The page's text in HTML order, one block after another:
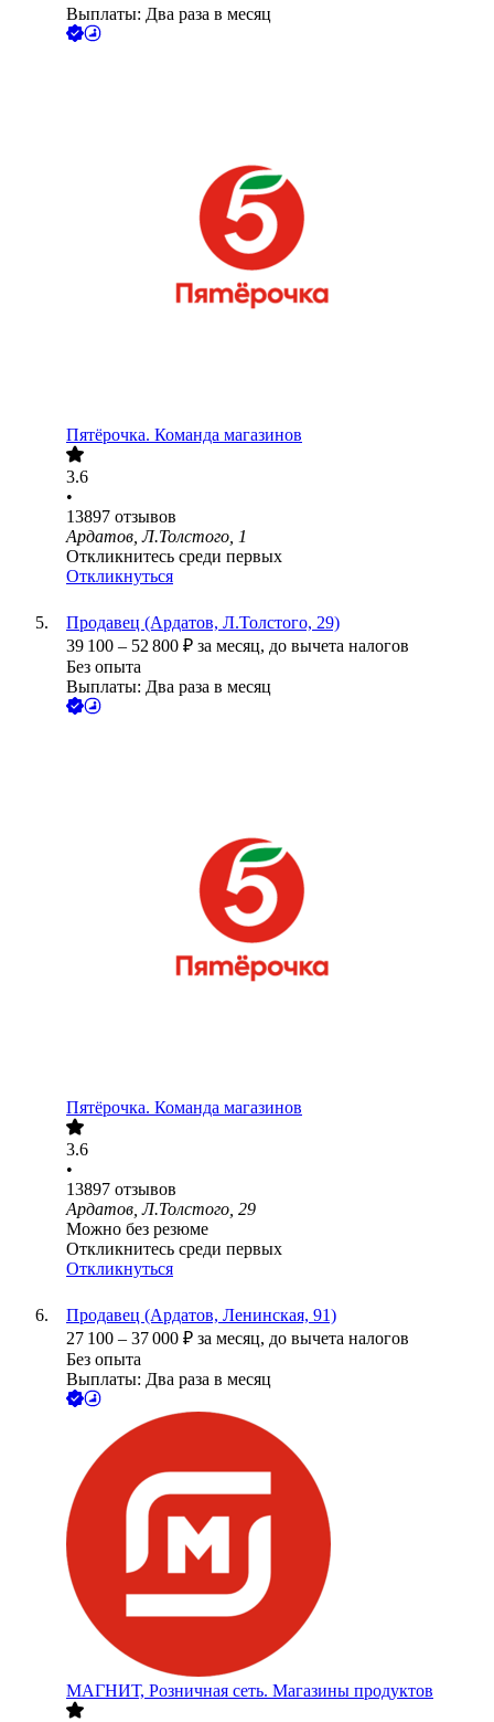
Выплаты: Два раза в месяц
Пятёрочка. Команда магазинов
3.6
•
13897 отзывов
Ардатов, Л.Толстого, 1
Откликнитесь среди первых
Откликнуться
Продавец (Ардатов, Л.Толстого, 29)
39 100 – 52 800 ₽ за месяц, до вычета налогов
Без опыта
Выплаты: Два раза в месяц
Пятёрочка. Команда магазинов
3.6
•
13897 отзывов
Ардатов, Л.Толстого, 29
Можно без резюме
Откликнитесь среди первых
Откликнуться
Продавец (Ардатов, Ленинская, 91)
27 100 – 37 000 ₽ за месяц, до вычета налогов
Без опыта
Выплаты: Два раза в месяц
МАГНИТ, Розничная сеть. Магазины продуктов